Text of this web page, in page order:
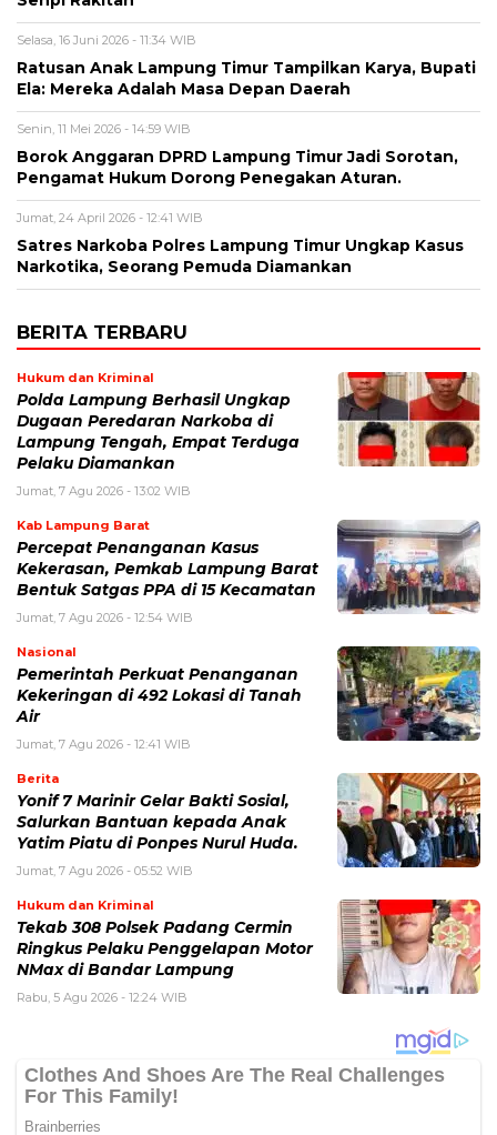
Selasa, 16 Juni 2026 - 11:34 WIB
Ratusan Anak Lampung Timur Tampilkan Karya, Bupati
Ela: Mereka Adalah Masa Depan Daerah
Senin, 11 Mei 2026 - 14:59 WIB
Borok Anggaran DPRD Lampung Timur Jadi Sorotan,
Pengamat Hukum Dorong Penegakan Aturan.
Jumat, 24 April 2026 - 12:41 WIB
Satres Narkoba Polres Lampung Timur Ungkap Kasus
Narkotika, Seorang Pemuda Diamankan
BERITA TERBARU
Hukum dan Kriminal
Polda Lampung Berhasil Ungkap
Dugaan Peredaran Narkoba di
Lampung Tengah, Empat Terduga
Pelaku Diamankan
Jumat, 7 Agu 2026 - 13:02 WIB
Kab Lampung Barat
Percepat Penanganan Kasus
Kekerasan, Pemkab Lampung Barat
Bentuk Satgas PPA di 15 Kecamatan
Jumat, 7 Agu 2026 - 12:54 WIB
Nasional
Pemerintah Perkuat Penanganan
Kekeringan di 492 Lokasi di Tanah
Air
Jumat, 7 Agu 2026 - 12:41 WIB
Berita
Yonif 7 Marinir Gelar Bakti Sosial,
Salurkan Bantuan kepada Anak
Yatim Piatu di Ponpes Nurul Huda.
Jumat, 7 Agu 2026 - 05:52 WIB
Hukum dan Kriminal
Tekab 308 Polsek Padang Cermin
Ringkus Pelaku Penggelapan Motor
NMax di Bandar Lampung
Rabu, 5 Agu 2026 - 12:24 WIB